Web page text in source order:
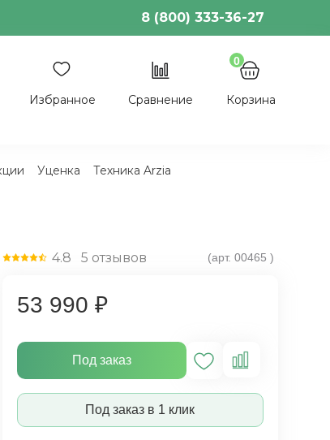
8 (800) 333-36-27
Избранное Сравнение
0
Корзина
Уценка Техника Arzia
4.8 5 отзывов (арт. 00465 )
53 990 ₽
Под заказ
Под заказ в 1 клик